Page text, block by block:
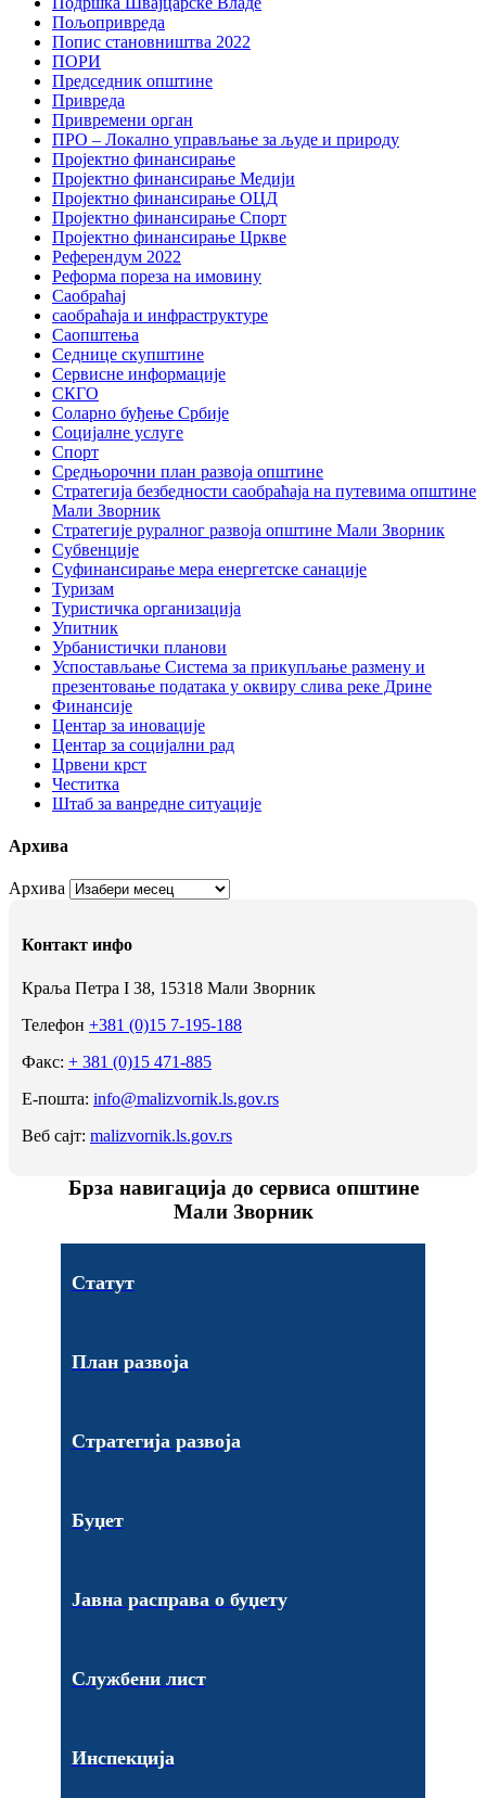
Пољопривреда
Попис становништва 2022
ПОРИ
Председник општине
Привреда
Привремени орган
ПРО – Локално управљање за људе и природу
Пројектно финансирање
Пројектно финансирање Медији
Пројектно финансирање ОЦД
Пројектно финансирање Спорт
Пројектно финансирање Цркве
Референдум 2022
Реформа пореза на имовину
Саобраћај
саобраћаја и инфраструктуре
Саопштења
Седнице скупштине
Сервисне информације
СКГО
Соларно буђење Србије
Социјалне услуге
Спорт
Средњорочни план развоја општине
Стратегија безбедности саобраћаја на путевима општине
Мали Зворник
Стратегије руралног развоја општине Мали Зворник
Субвенције
Суфинансирање мера енергетске санације
Туризам
Туристичка организација
Упитник
Урбанистички планови
Успостављање Система за прикупљање размену и
презентовање података у оквиру слива реке Дрине
Финансије
Центар за иновације
Центар за социјални рад
Црвени крст
Честитка
Штаб за ванредне ситуације
Архива
Архива
Контакт инфо
Краља Петра I 38, 15318 Мали Зворник
Телефон +381 (0)15 7-195-188
Факс: + 381 (0)15 471-885
Е-пошта: info@malizvornik.ls.gov.rs
Веб сајт: malizvornik.ls.gov.rs
Брза навигација до сервиса општине
Мали Зворник
Статут
План развоја
Стратегија развоја
Буџет
Јавна расправа о буџету
Службени лист
Инспекција